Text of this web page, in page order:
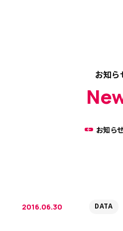
お知ら
お知ら
2016.06.30 DATA